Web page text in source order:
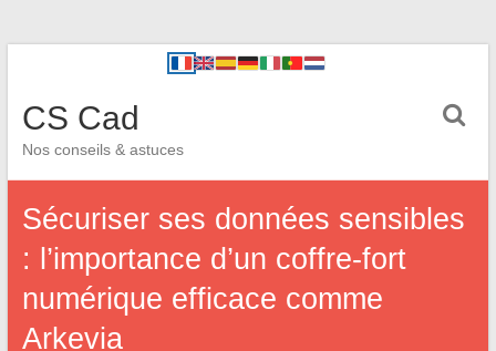
CS Cad
Nos conseils & astuces
Sécuriser ses données sensibles
: l’importance d’un coffre-fort
numérique efficace comme
Arkevia